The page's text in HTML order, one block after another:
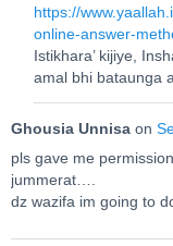
https://
online-answer-
Istikhara’ kijiye,
amal bhi bataunga
Ghousia Unnisa on
pls gave me
jummerat….
dz wazifa im going to